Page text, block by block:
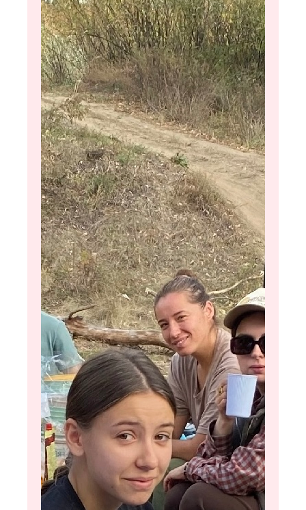
справиться с ночным «дожором» — обо всём
этом в моей колонке.